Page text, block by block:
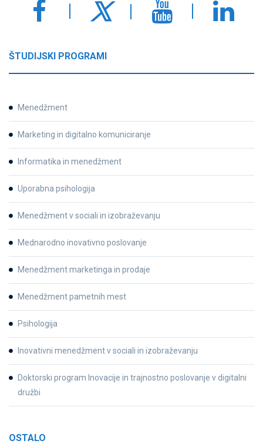
ŠTUDIJSKI PROGRAMI
Menedžment
Marketing in digitalno komuniciranje
Informatika in menedžment
Uporabna psihologija
Menedžment v sociali in izobraževanju
Mednarodno inovativno poslovanje
Menedžment marketinga in prodaje
Menedžment pametnih mest
Psihologija
Inovativni menedžment v sociali in izobraževanju
Doktorski program Inovacije in trajnostno poslovanje v digitalni
družbi
OSTALO